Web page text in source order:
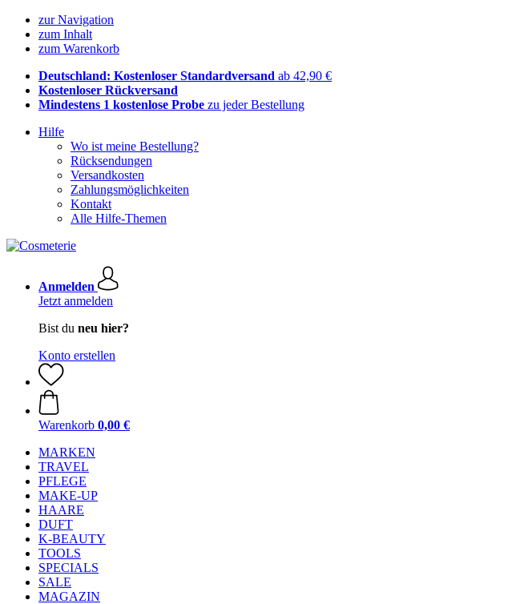
zur Navigation
zum Inhalt
zum Warenkorb
Deutschland: Kostenloser Standardversand ab 42,90 €
Kostenloser Rückversand
Mindestens 1 kostenlose Probe zu jeder Bestellung
Hilfe
Wo ist meine Bestellung?
Rücksendungen
Versandkosten
Zahlungsmöglichkeiten
Kontakt
Alle Hilfe-Themen
Anmelden
Jetzt anmelden
Bist du neu hier?
Konto erstellen
Warenkorb 0,00 €
MARKEN
TRAVEL
PFLEGE
MAKE-UP
HAARE
DUFT
K-BEAUTY
TOOLS
SPECIALS
SALE
MAGAZIN